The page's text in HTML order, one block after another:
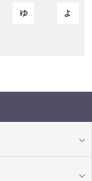
ゆ よ